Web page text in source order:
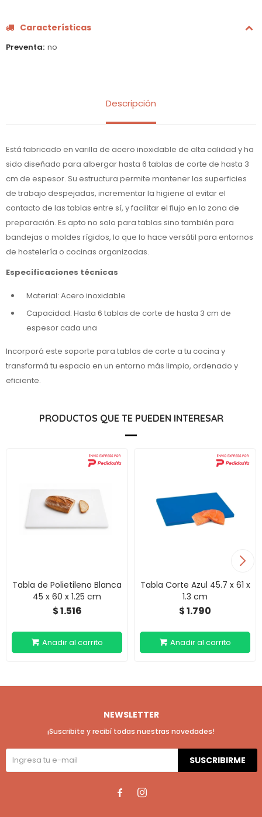
Características
Preventa no
Descripción
Está fabricado en varilla de acero inoxidable de alta calidad y ha
sido diseñado para albergar hasta 6 tablas de corte de hasta 3
cm de espesor. Su estructura permite mantener las superficies
de trabajo despejadas, incrementar la higiene al evitar el
contacto de las tablas entre sí, y facilitar el flujo en la zona de
preparación. Es apto no solo para tablas sino también para
bandejas o moldes rígidos, lo que lo hace versátil para entornos
de hostelería o cocinas organizadas.
Especificaciones técnicas
Material: Acero inoxidable
Capacidad: Hasta 6 tablas de corte de hasta 3 cm de
espesor cada una
Incorporá este soporte para tablas de corte a tu cocina y
transformá tu espacio en un entorno más limpio, ordenado y
eficiente.
PRODUCTOS QUE TE PUEDEN INTERESAR
Tabla de Polietileno Blanca
45 x 60 x 1.25 cm
$1.516
Tabla Corte Azul 45.7 x 61 x
1.3 cm
$1.790
NEWSLETTER
¡Suscribite y recibí todas nuestras novedades!
SUSCRIBIRME
 